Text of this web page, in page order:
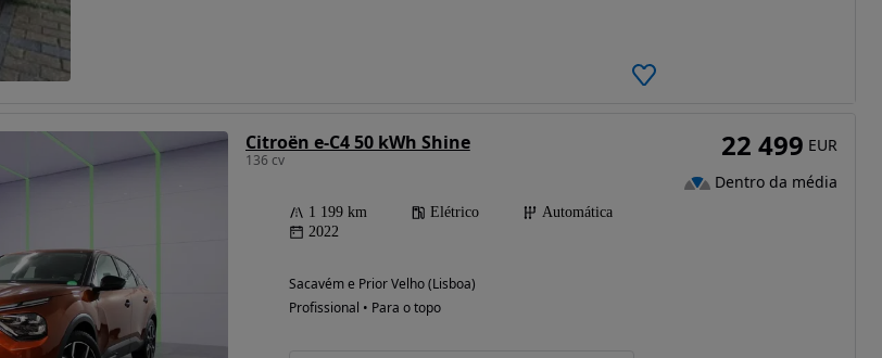
Citroën e-C4 50 kWh Shine
136 cv
1 199 km Elétrico
Automática
2022
Sacavém e Prior Velho (Lisboa)
Profissional • Para o topo
22 499 EUR
Dentro da média